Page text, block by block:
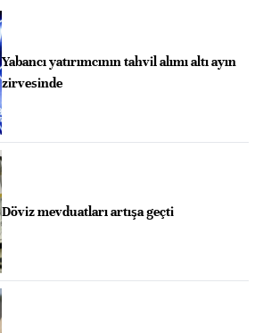
Yabancı yatırımcının tahvil alımı altı ayın
zirvesinde
Döviz mevduatları artışa geçti